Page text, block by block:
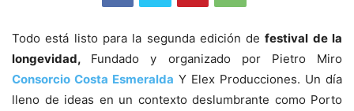
Todo está listo para la segunda edición defestival de la
longevidad, Fundado y organizado por Pietro Miro
Consorcio Costa Esmeralda Y Elex Producciones. Un día
lleno de ideas en un contexto deslumbrante como Porto